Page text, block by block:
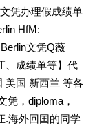
凭办理假成绩单
HfM:
文凭Q薇
、成绩单等】代
美国 新西兰 等各
凭，diploma，
.海外回囯的同学